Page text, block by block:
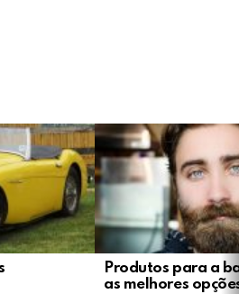
Produtos para a
as melhores